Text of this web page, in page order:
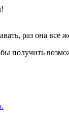
раз она все
получить